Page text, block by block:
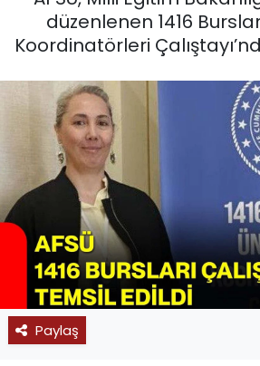
düzenlenen 1416
Koordinatörleri
Paylaş
EĞİTİM
MAGAZİN
SAĞLIK
SPOR
11:11 MANŞET
Son Dakika Haberleri
Haber Arşivi